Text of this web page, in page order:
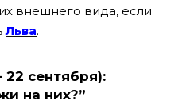
внешнего вида, если
Льва.
22 сентября):
на них?”